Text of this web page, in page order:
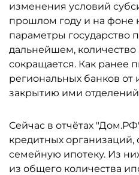
изменения условий
прошлом году и на фоне
параметры государство
дальнейшем,
сокращается. Как ранее
региональных банков от
закрытию ими отделений
Сейчас в отчётах
кредитных
семейную ипотеку. Из
из общего количества